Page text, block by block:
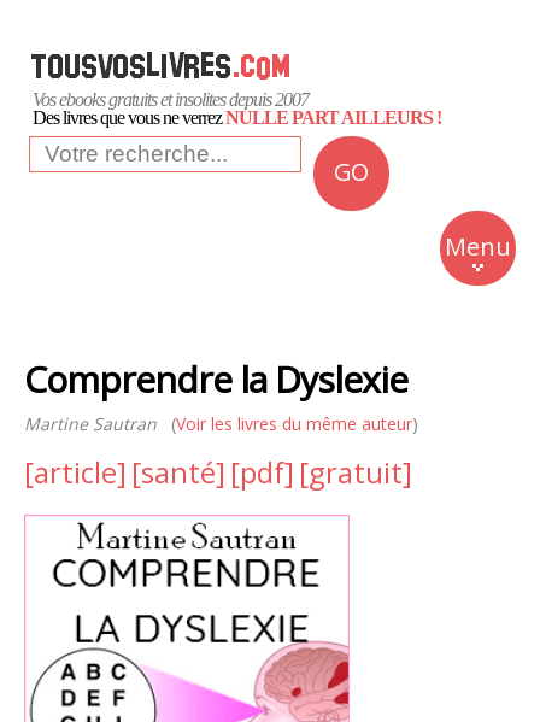
Vos ebooks gratuits et insolites depuis 2007
Des livres que vous ne verrezNULLE PART AILLEURS !
GO
Menu
Insolite
Business
Culture
Quotidien
Comprendre la Dyslexie
Martine Sautran (Voir les livres du même auteur)
[article] [santé] [pdf] [gratuit]